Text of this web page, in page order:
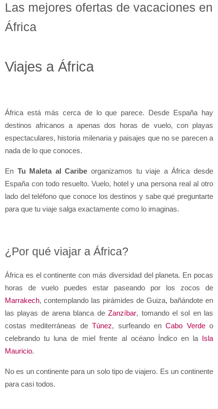
Las mejores ofertas de vacaciones en
África
Viajes a África
África está más cerca de lo que parece. Desde España hay
destinos africanos a apenas dos horas de vuelo, con playas
espectaculares, historia milenaria y paisajes que no se parecen a
nada de lo que conoces.
En Tu Maleta al Caribe organizamos tu viaje a África desde
España con todo resuelto. Vuelo, hotel y una persona real al otro
lado del teléfono que conoce los destinos y sabe qué preguntarte
para que tu viaje salga exactamente como lo imaginas.
¿Por qué viajar a África?
África es el continente con más diversidad del planeta. En pocas
Marrakech, contemplando las pirámides de Guiza, bañándote en
las playas de arena blanca de Zanzíbar, tomando el sol en las
costas mediterráneas de Túnez, surfeando en Cabo Verde o
celebrando tu luna de miel frente al océano Índico en la
Isla
Mauricio.
No es un continente para un solo tipo de viajero. Es un continente
para casi todos.